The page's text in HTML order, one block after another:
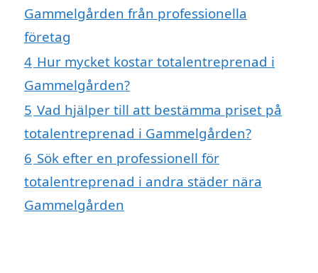
Gammelgården från professionella
företag
4 Hur mycket kostar totalentreprenad i
Gammelgården?
5 Vad hjälper till att bestämma priset på
totalentreprenad i Gammelgården?
6 Sök efter en professionell för
totalentreprenad i andra städer nära
Gammelgården